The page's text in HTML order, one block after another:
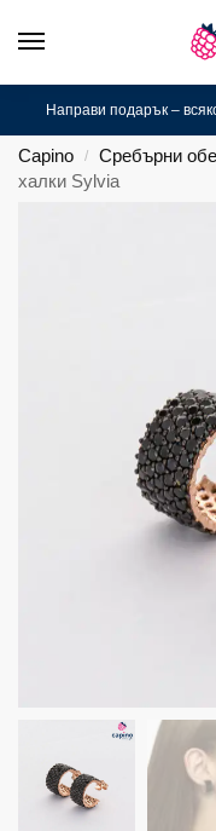
Направи подарък –
Capino / Сребърни
халки Sylvia